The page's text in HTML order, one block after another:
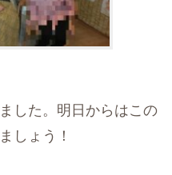
した。明日からはこの
しょう！